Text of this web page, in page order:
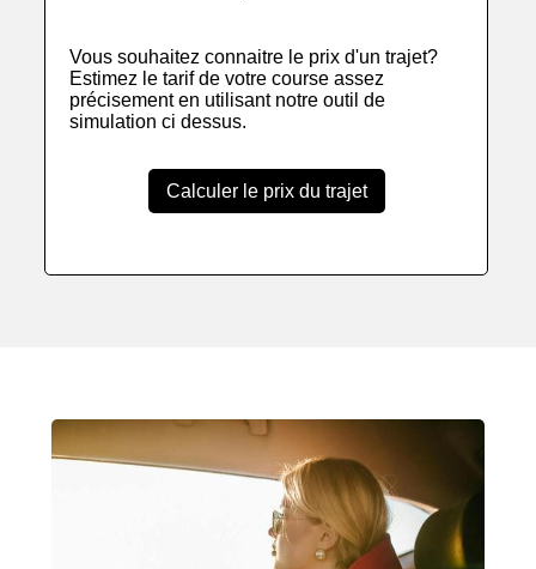
Vous souhaitez connaitre le prix d'un trajet?
Estimez le tarif de votre course assez
précisement en utilisant notre outil de
simulation ci dessus.
Calculer le prix du trajet